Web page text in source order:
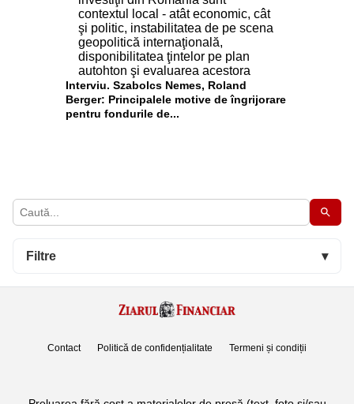
Filtre ▾
Interviu. Szabolcs Nemes, Roland
Berger: Principalele motive de îngrijorare
pentru fondurile de...
Contact Politică de confidențialitate Termeni și condiții